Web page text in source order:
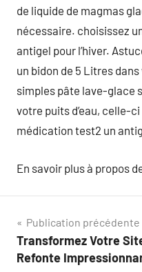
de liquide de magmas
nécessaire. choisissez
antigel pour l’hiver.
un bidon de 5 Litres
simples pâte lave-glace
votre puits d’eau, celle-
médication test2 un
En savoir plus à propos
Navigation
de
Publication précédente
Transformez Votre
Refonte